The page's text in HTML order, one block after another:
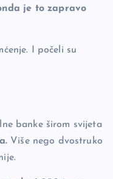
je to zapravo
I počeli su
banke širom svijeta
Više nego dvostruko